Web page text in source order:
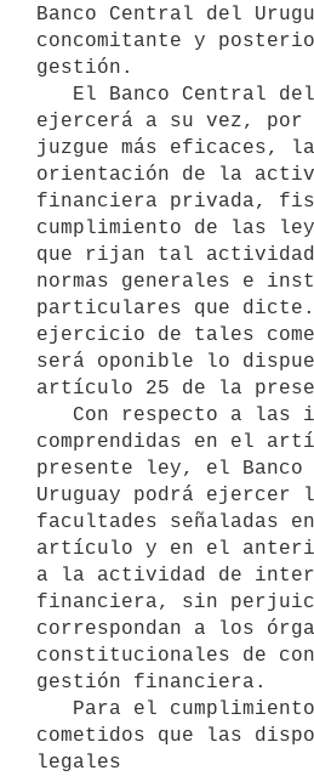
Banco Central del
concomitante y
gestión.
ejercerá a su vez, por
juzgue más eficaces,
orientación de la
financiera privada,
cumplimiento de las
que rijan tal
normas generales e
particulares que
ejercicio de tales
será oponible lo
artículo 25 de la
comprendidas en el
presente ley, el
Uruguay podrá ejercer
facultades señaladas
artículo y en el
a la actividad de
financiera, sin
correspondan a los
constitucionales de
gestión financiera.
cometidos que las
legales